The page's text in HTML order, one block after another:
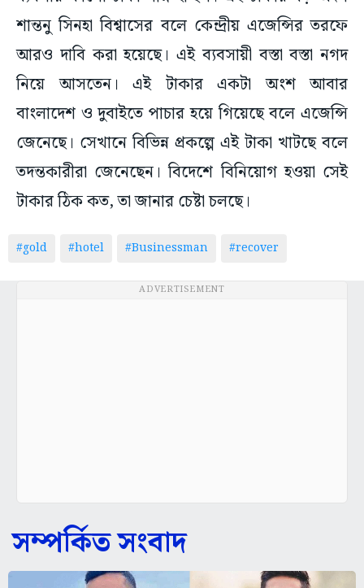
শান্তনু সিনহা বিশ্বাসের বলে কেন্দ্রীয় এজেন্সির তরফে
আরও দাবি করা হয়েছে। এই ব্যবসায়ী বস্তা বস্তা নগদ
নিয়ে আসতেন। এই টাকার একটা অংশ আবার
বাংলাদেশ ও দুবাইতে পাচার হয়ে গিয়েছে বলে এজেন্সি
জেনেছে। সেখানে বিভিন্ন প্রকল্পে এই টাকা খাটছে বলে
তদন্তকারীরা জেনেছেন। বিদেশে বিনিয়োগ হওয়া সেই
টাকার ঠিক কত, তা জানার চেষ্টা চলছে।
#gold #hotel #Businessman #recover
ADVERTISEMENT
সম্পর্কিত সংবাদ